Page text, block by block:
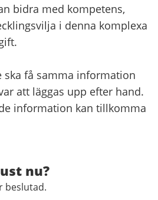
bidra med kompetens,
i denna komplexa
ska få samma information
att läggas upp efter hand.
information kan tillkomma
nu?
beslutad.